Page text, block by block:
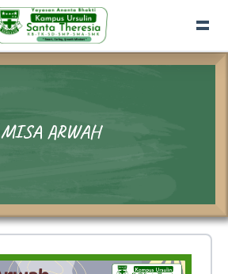
MISA ARWAH